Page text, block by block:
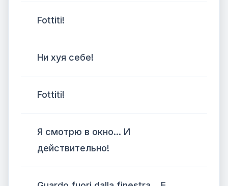
Fottiti!
Ни хуя себе!
Fottiti!
Я смотрю в окно... И
действительно!